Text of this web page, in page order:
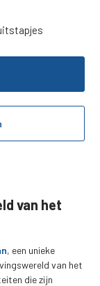
van het
, een unieke
van het
die zijn